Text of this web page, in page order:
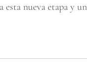
esta nueva etapa y